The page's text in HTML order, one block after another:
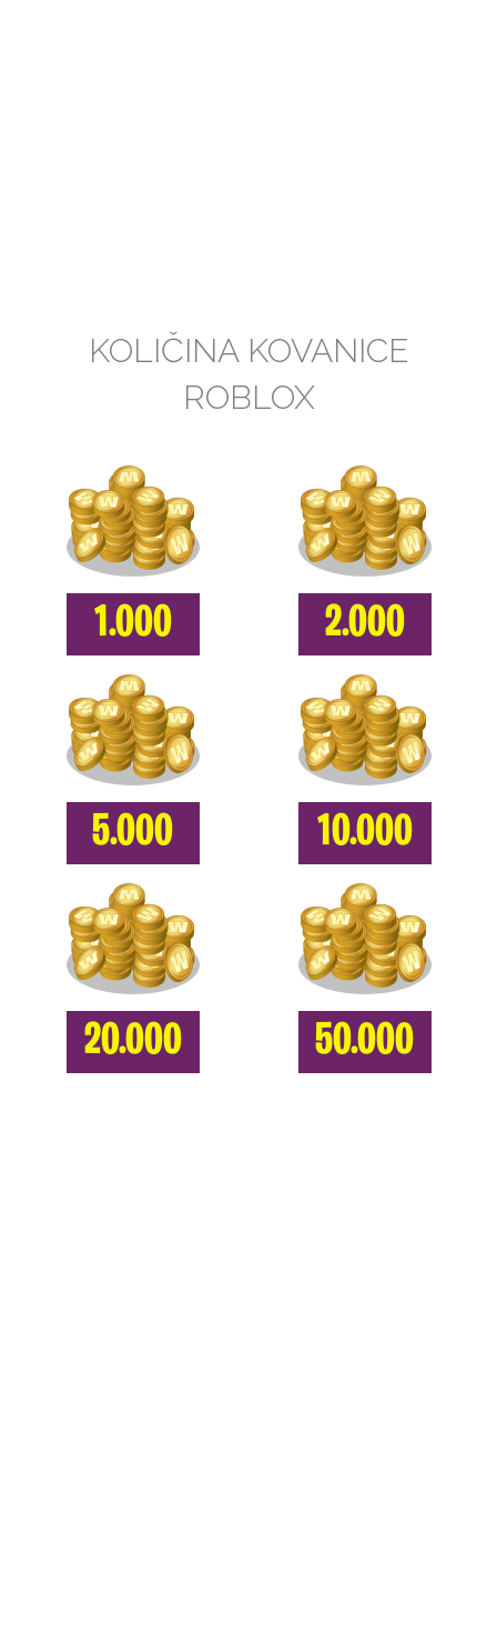
KOLIČINA KOVANICE
ROBLOX
1.000 2.000
5.000 10.000
20.000 50.000